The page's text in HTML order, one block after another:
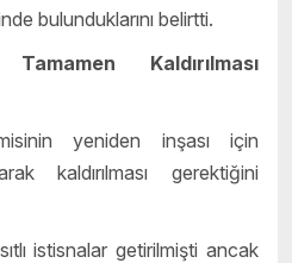
bulunduklarını belirtti.
Kaldırılması
yeniden inşası için
kaldırılması gerektiğini
istisnalar getirilmişti ancak